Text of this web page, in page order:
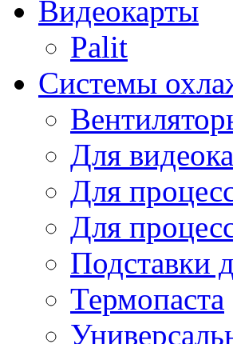
Видеокарты
Palit
Системы
Для
Для
Для
Подставки
Термопаста